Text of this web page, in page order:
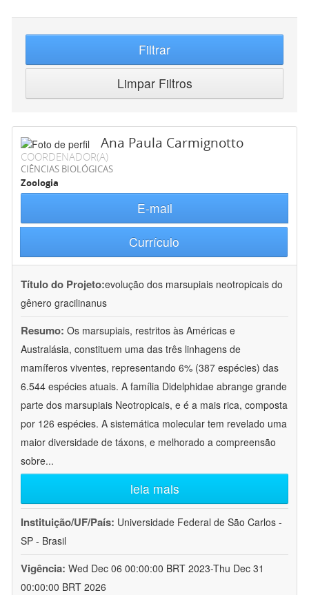
Filtrar
Limpar Filtros
Ana Paula Carmignotto
COORDENADOR(A)
CIÊNCIAS BIOLÓGICAS
Zoologia
E-mail
Currículo
Título do Projeto:evolução dos marsupiais neotropicais do
gênero gracilinanus
Resumo: Os marsupiais, restritos às Américas e
Australásia, constituem uma das três linhagens de
mamíferos viventes, representando 6% (387 espécies) das
6.544 espécies atuais. A família Didelphidae abrange grande
parte dos marsupiais Neotropicais, e é a mais rica, composta
por 126 espécies. A sistemática molecular tem revelado uma
maior diversidade de táxons, e melhorado a compreensão
sobre...
leia mais
Instituição/UF/País: Universidade Federal de São Carlos -
SP - Brasil
Vigência: Wed Dec 06 00:00:00 BRT 2023-Thu Dec 31
00:00:00 BRT 2026